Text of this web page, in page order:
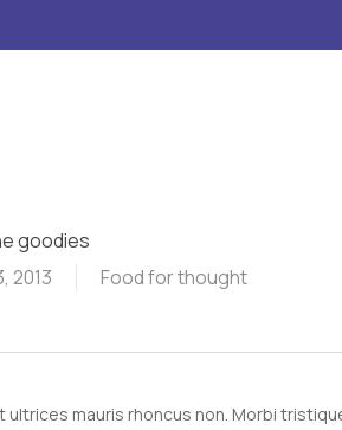
goodies
2013 Food for thought
ultrices mauris rhoncus non. Morbi